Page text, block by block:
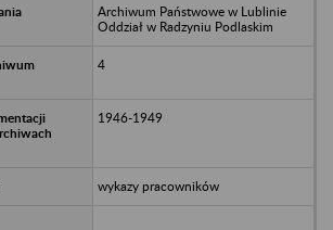
Archiwum Państwowe w Lublinie
Oddział w Radzyniu Podlaskim
4
1946-1949
wykazy pracowników